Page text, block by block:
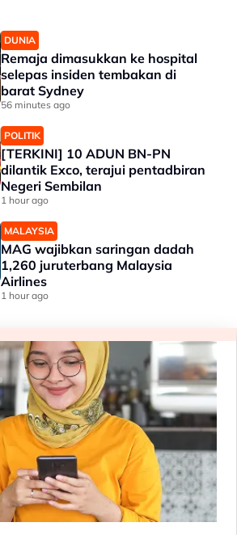
DUNIA
Remaja dimasukkan ke hospital
selepas insiden tembakan di
barat Sydney
56 minutes ago
POLITIK
[TERKINI] 10 ADUN BN-PN
dilantik Exco, terajui pentadbiran
Negeri Sembilan
1 hour ago
MALAYSIA
MAG wajibkan saringan dadah
1,260 juruterbang Malaysia
Airlines
1 hour ago